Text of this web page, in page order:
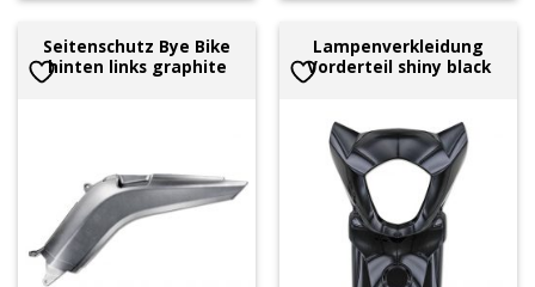
Seitenschutz Bye Bike
hinten links graphite
Lampenverkleidung
Vorderteil shiny black